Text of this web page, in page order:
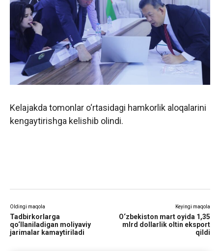
Kelajakda tomonlar o‘rtasidagi hamkorlik aloqalarini
kengaytirishga kelishib olindi.
Oldingi maqola
Tadbirkorlarga
qo‘llaniladigan moliyaviy
jarimalar kamaytiriladi
Keyingi maqola
O‘zbekiston mart oyida 1,35
mlrd dollarlik oltin eksport
qildi